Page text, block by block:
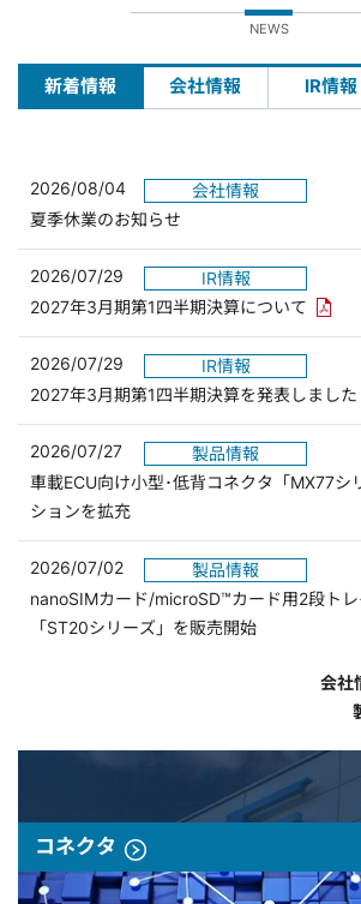
NEWS
新着情報 会社情報 IR情報
2026/08/04
会社情報
夏季休業のお知らせ
2026/07/29
IR情報
2027年3月期第1四半期決算について PDF
2026/07/29
IR情報
2027年3月期第1四半期決算を発表しました
2026/07/27
製品情報
車載ECU向け小型･低背コネクタ「MX77シ
ションを拡充
2026/07/02
製品情報
nanoSIMカード/microSD™カード用2段ト
「ST20シリーズ」を販売開始
会社
コネクタ